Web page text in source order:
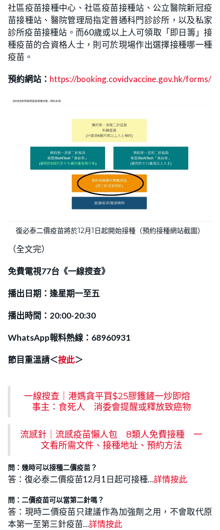
社區疫苗接種中心、社區疫苗接種站、公立醫院新冠疫
苗接種站、醫院管理局指定普通科門診診所，以及私家
診所疫苗接種站。而60歲或以上人可領取「即日籌」接
種疫苗的合資格人士，則可於現場作出選擇接種哪一種
疫苗。
預約網站： https://booking.covidvaccine.gov.hk/forms/
復必泰二價疫苗將於12月1日起開始接種（預約接種網站截圖）
（全文完）
免費電視77台《一線搜查》
播出日期：逢星期一至五
播出時間：20:00-20:30
WhatsApp報料熱線：68960931
節目重溫請＜按此＞
一線搜查｜港媽貪平買$25膠鑊鏟一炒即熔
事主：食死人 消委會提醒或釋放致癌物
流感針｜流感疫苗懶人包 8類人免費接種 一
文看所需文件、接種地址、預約方法
問：幾時可以接種二價疫苗？
答：復必泰二價疫苗12月1日起可接種…詳情按此
問：二價疫苗可以當第二針嗎？
答：現時二價疫苗只建議作為加強劑之用，不會取代原
本第一至第三針疫苗…詳情按此